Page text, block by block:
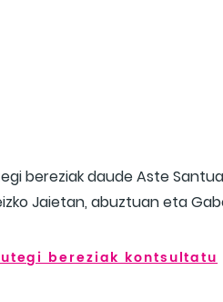
bereziak daude Aste
Jaietan, abuztuan eta
bereziak kontsultatu